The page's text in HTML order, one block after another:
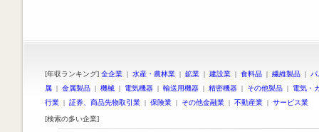
[年収ランキング] 全企業 | 水産・農林業 | 鉱業 | 建設業 | 食料品 | 繊維製品 |
属 | 金属製品 | 機械 | 電気機器 | 輸送用機器 | 精密機器 | その他製品 | 電気・
行業 | 証券、商品先物取引業 | 保険業 | その他金融業 | 不動産業 | サービス業
[検索の多い企業]